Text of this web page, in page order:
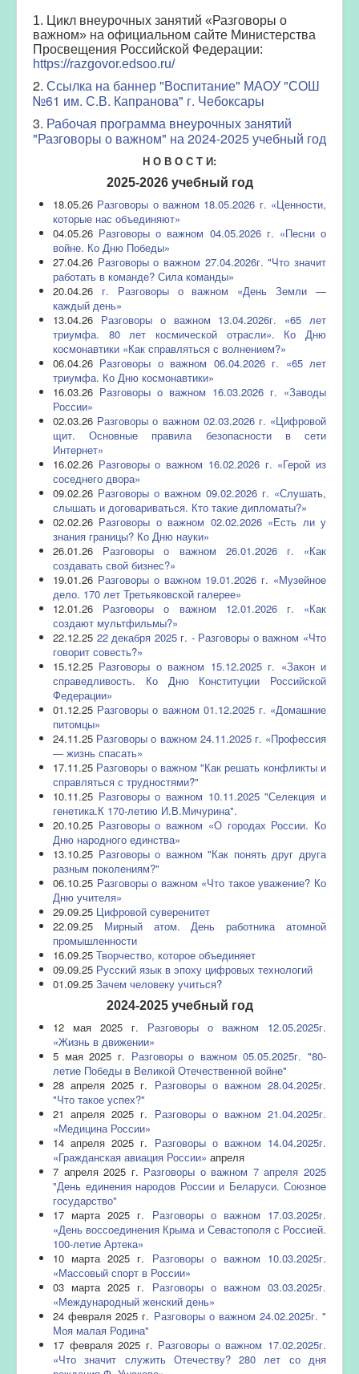
1. Цикл внеурочных занятий «Разговоры о
важном» на официальном сайте Министерства
Просвещения Российской Федерации:
https://razgovor.edsoo.ru/
2. Ссылка на баннер "Воспитание" МАОУ "СОШ
№61 им. С.В. Капранова" г. Чебоксары
3. Рабочая программа внеурочных занятий
"Разговоры о важном" на 2024-2025 учебный год
Н О В О С Т И:
2025-2026 учебный год
18.05.26 Разговоры о важном 18.05.2026 г. «Ценности,
которые нас объединяют»
04.05.26 Разговоры о важном 04.05.2026 г. «Песни о
войне. Ко Дню Победы»
27.04.26 Разговоры о важном 27.04.2026г. "Что значит
работать в команде? Сила команды»
20.04.26 г. Разговоры о важном «День Земли —
каждый день»
13.04.26 Разговоры о важном 13.04.2026г. «65 лет
триумфа. 80 лет космической отрасли». Ко Дню
космонавтики «Как справляться с волнением?»
06.04.26 Разговоры о важном 06.04.2026 г. «65 лет
триумфа. Ко Дню космонавтики»
16.03.26 Разговоры о важном 16.03.2026 г. «Заводы
России»
02.03.26 Разговоры о важном 02.03.2026 г. «Цифровой
щит. Основные правила безопасности в сети
Интернет»
16.02.26 Разговоры о важном 16.02.2026 г. «Герой из
соседнего двора»
09.02.26 Разговоры о важном 09.02.2026 г. «Слушать,
слышать и договариваться. Кто такие дипломаты?»
02.02.26 Разговоры о важном 02.02.2026 «Есть ли у
знания границы? Ко Дню науки»
26.01.26 Разговоры о важном 26.01.2026 г. «Как
создавать свой бизнес?»
19.01.26 Разговоры о важном 19.01.2026 г. «Музейное
дело. 170 лет Третьяковской галерее»
12.01.26 Разговоры о важном 12.01.2026 г. «Как
создают мультфильмы?»
22.12.25 22 декабря 2025 г. - Разговоры о важном «Что
говорит совесть?»
15.12.25 Разговоры о важном 15.12.2025 г. «Закон и
справедливость. Ко Дню Конституции Российской
Федерации»
01.12.25 Разговоры о важном 01.12.2025 г. «Домашние
питомцы»
24.11.25 Разговоры о важном 24.11.2025 г. «Профессия
— жизнь спасать»
17.11.25 Разговоры о важном "Как решать конфликты и
справляться с трудностями?"
10.11.25 Разговоры о важном 10.11.2025 "Селекция и
генетика.К 170-летию И.В.Мичурина".
20.10.25 Разговоры о важном «О городах России. Ко
Дню народного единства»
13.10.25 Разговоры о важном "Как понять друг друга
разным поколениям?"
06.10.25 Разговоры о важном «Что такое уважение? Ко
Дню учителя»
29.09.25 Цифровой суверенитет
22.09.25 Мирный атом. День работника атомной
промышленности
16.09.25 Творчество, которое объединяет
09.09.25 Русский язык в эпоху цифровых технологий
01.09.25 Зачем человеку учиться?
2024-2025 учебный год
12 мая 2025 г. Разговоры о важном 12.05.2025г.
«Жизнь в движении»
5 мая 2025 г. Разговоры о важном 05.05.2025г. "80-
летие Победы в Великой Отечественной войне"
28 апреля 2025 г. Разговоры о важном 28.04.2025г.
"Что такое успех?"
21 апреля 2025 г. Разговоры о важном 21.04.2025г.
«Медицина России»
14 апреля 2025 г. Разговоры о важном 14.04.2025г.
«Гражданская авиация России» апреля
7 апреля 2025 г. Разговоры о важном 7 апреля 2025
"День единения народов России и Беларуси. Союзное
государство"
17 марта 2025 г. Разговоры о важном 17.03.2025г.
«День воссоединения Крыма и Севастополя с Россией.
100-летие Артека»
10 марта 2025 г. Разговоры о важном 10.03.2025г.
«Массовый спорт в России»
03 марта 2025 г. Разговоры о важном 03.03.2025г.
«Международный женский день»
24 февраля 2025 г. Разговоры о важном 24.02.2025г. "
Моя малая Родина"
17 февраля 2025 г. Разговоры о важном 17.02.2025г.
«Что значит служить Отечеству? 280 лет со дня